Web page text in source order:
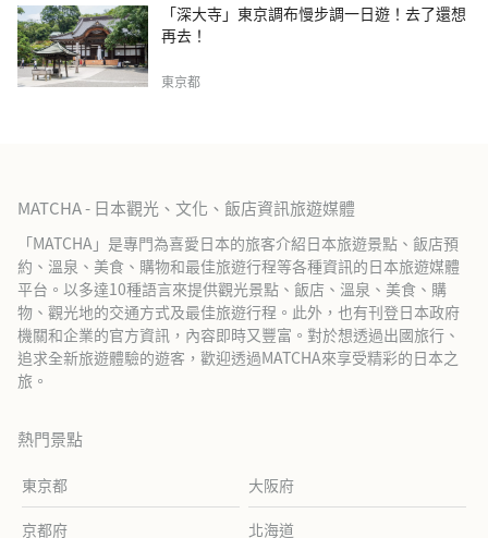
「深大寺」東京調布慢步調一日遊！去了還想
再去！
東京都
MATCHA - 日本觀光、文化、飯店資訊旅遊媒體
「MATCHA」是專門為喜愛日本的旅客介紹日本旅遊景點、飯店預
約、溫泉、美食、購物和最佳旅遊行程等各種資訊的日本旅遊媒體
平台。以多達10種語言來提供觀光景點、飯店、溫泉、美食、購
物、觀光地的交通方式及最佳旅遊行程。此外，也有刊登日本政府
機關和企業的官方資訊，內容即時又豐富。對於想透過出國旅行、
追求全新旅遊體驗的遊客，歡迎透過MATCHA來享受精彩的日本之
旅。
熱門景點
東京都 大阪府
京都府 北海道